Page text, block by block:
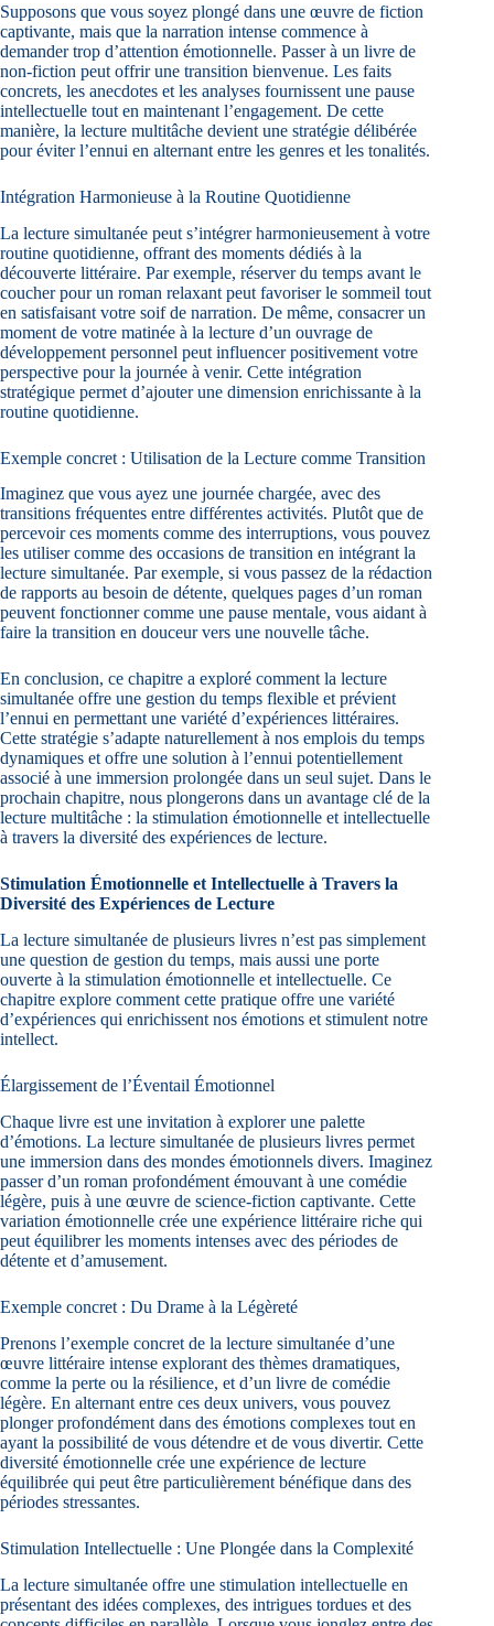
Supposons que vous soyez plongé dans une œuvre de fiction
captivante, mais que la narration intense commence à
demander trop d’attention émotionnelle. Passer à un livre de
non-fiction peut offrir une transition bienvenue. Les faits
concrets, les anecdotes et les analyses fournissent une pause
intellectuelle tout en maintenant l’engagement. De cette
manière, la lecture multitâche devient une stratégie délibérée
pour éviter l’ennui en alternant entre les genres et les tonalités.
Intégration Harmonieuse à la Routine Quotidienne
La lecture simultanée peut s’intégrer harmonieusement à votre
routine quotidienne, offrant des moments dédiés à la
découverte littéraire. Par exemple, réserver du temps avant le
coucher pour un roman relaxant peut favoriser le sommeil tout
en satisfaisant votre soif de narration. De même, consacrer un
moment de votre matinée à la lecture d’un ouvrage de
développement personnel peut influencer positivement votre
perspective pour la journée à venir. Cette intégration
stratégique permet d’ajouter une dimension enrichissante à la
routine quotidienne.
Exemple concret : Utilisation de la Lecture comme Transition
Imaginez que vous ayez une journée chargée, avec des
transitions fréquentes entre différentes activités. Plutôt que de
percevoir ces moments comme des interruptions, vous pouvez
les utiliser comme des occasions de transition en intégrant la
lecture simultanée. Par exemple, si vous passez de la rédaction
de rapports au besoin de détente, quelques pages d’un roman
peuvent fonctionner comme une pause mentale, vous aidant à
faire la transition en douceur vers une nouvelle tâche.
En conclusion, ce chapitre a exploré comment la lecture
simultanée offre une gestion du temps flexible et prévient
l’ennui en permettant une variété d’expériences littéraires.
Cette stratégie s’adapte naturellement à nos emplois du temps
dynamiques et offre une solution à l’ennui potentiellement
associé à une immersion prolongée dans un seul sujet. Dans le
prochain chapitre, nous plongerons dans un avantage clé de la
lecture multitâche : la stimulation émotionnelle et intellectuelle
à travers la diversité des expériences de lecture.
Stimulation Émotionnelle et Intellectuelle à Travers la
Diversité des Expériences de Lecture
La lecture simultanée de plusieurs livres n’est pas simplement
une question de gestion du temps, mais aussi une porte
ouverte à la stimulation émotionnelle et intellectuelle. Ce
chapitre explore comment cette pratique offre une variété
d’expériences qui enrichissent nos émotions et stimulent notre
intellect.
Élargissement de l’Éventail Émotionnel
Chaque livre est une invitation à explorer une palette
d’émotions. La lecture simultanée de plusieurs livres permet
une immersion dans des mondes émotionnels divers. Imaginez
passer d’un roman profondément émouvant à une comédie
légère, puis à une œuvre de science-fiction captivante. Cette
variation émotionnelle crée une expérience littéraire riche qui
peut équilibrer les moments intenses avec des périodes de
détente et d’amusement.
Exemple concret : Du Drame à la Légèreté
Prenons l’exemple concret de la lecture simultanée d’une
œuvre littéraire intense explorant des thèmes dramatiques,
comme la perte ou la résilience, et d’un livre de comédie
légère. En alternant entre ces deux univers, vous pouvez
plonger profondément dans des émotions complexes tout en
ayant la possibilité de vous détendre et de vous divertir. Cette
diversité émotionnelle crée une expérience de lecture
équilibrée qui peut être particulièrement bénéfique dans des
périodes stressantes.
Stimulation Intellectuelle : Une Plongée dans la Complexité
La lecture simultanée offre une stimulation intellectuelle en
présentant des idées complexes, des intrigues tordues et des